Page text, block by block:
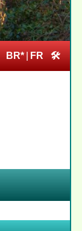
BR*| FR 🛠